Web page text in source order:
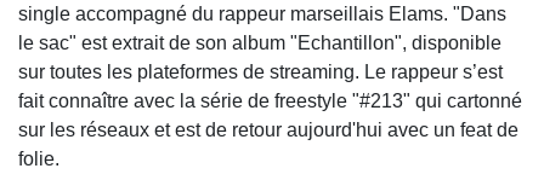
single accompagné du rappeur marseillais Elams. "Dans
le sac" est extrait de son album "Echantillon", disponible
sur toutes les plateformes de streaming. Le rappeur s’est
fait connaître avec la série de freestyle "#213" qui cartonné
sur les réseaux et est de retour aujourd'hui avec un feat de
folie.